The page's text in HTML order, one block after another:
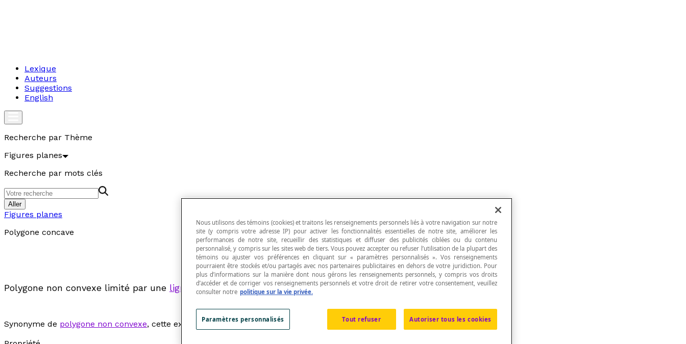
Lexique
Auteurs
Suggestions
English
Recherche par Thème
Figures planes
Recherche par mots clés
Aller
Figures planes
Polygone concave
Polygone non convexe limité par une ligne polygonale simple .
Synonyme de polygone non convexe, cette expression est maintenant désuète.
Nous utilisons des témoins (cookies) et traitons les renseignements personnels liés à votre navigation sur notre
site (y compris votre adresse IP) pour activer les fonctionnalités essentielles de notre site, améliorer les
performances de notre site, recueillir des statistiques et diffuser des publicités ciblées ou du contenu
personnalisé, y compris sur les sites web de tiers. Vous pouvez accepter ou refuser l’utilisation de la plupart des
témoins ou ajuster vos préférences en cliquant sur « paramètres personnalisés ». Vos renseignements
pourraient être stockés et/ou partagés avec nos partenaires publicitaires en dehors de votre juridiction. Pour
plus d’informations sur la manière dont nous gérons les renseignements personnels, y compris vos droits
d’accéder et de corriger vos renseignements personnels et votre droit de retirer votre consentement, veuillez
consulter notre politique sur la vie privée.
Tout refuser Autoriser tous les cookies
Paramètres personnalisés